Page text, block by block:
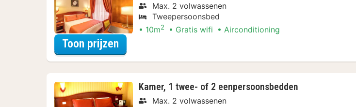
Max. 2 volwassenen
Tweepersoonsbed
10m2 Gratis wifi Airconditioning
Toon prijzen
Kamer, 1 twee- of 2 eenpersoonsbedden
Max. 2 volwassenen